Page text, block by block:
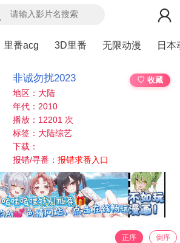
里番acg 3D里番 无限动漫 日本
非诚勿扰2023
♡ 收藏
地区：大陆
年代：2010
播放：12201 次
标签：大陆综艺
下载：
报错/寻番：报错求番入口
正序 倒序